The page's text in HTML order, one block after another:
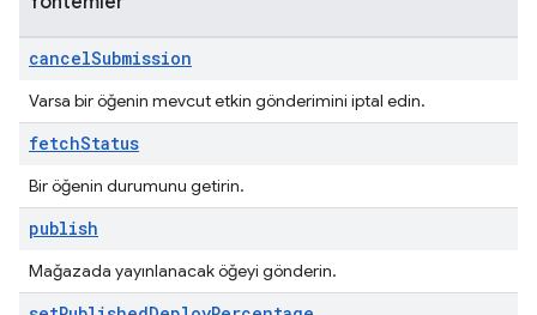
cancelSubmission
Varsa bir öğenin mevcut etkin gönderimini iptal edin.
fetchStatus
Bir öğenin durumunu getirin.
publish
Mağazada yayınlanacak öğeyi gönderin.